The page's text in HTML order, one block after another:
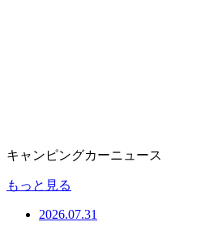
キャンピングカーニュース
もっと見る
2026.07.31